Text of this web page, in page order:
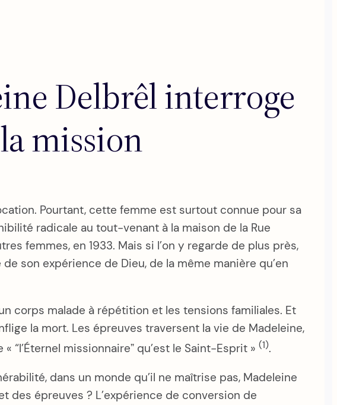
Delbrêl interroge
mission
Pourtant, cette femme est surtout connue pour sa
radicale au tout-venant à la maison de la Rue
femmes, en 1933. Mais si l’on y regarde de plus près,
son expérience de Dieu, de la même manière qu’en
corps malade à répétition et les tensions familiales. Et
la mort. Les épreuves traversent la vie de Madeleine,
“l’Éternel missionnaireˮ qu’est le Saint-Esprit »(1).
dans un monde qu’il ne maîtrise pas, Madeleine
des épreuves ? L’expérience de conversion de